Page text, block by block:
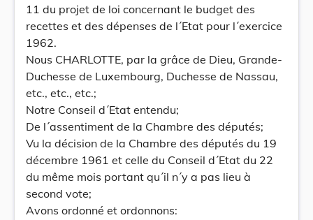
11 du projet de loi concernant le budget des
recettes et des dépenses de l´Etat pour l´exercice
1962.
Nous CHARLOTTE, par la grâce de Dieu, Grande-
Duchesse de Luxembourg, Duchesse de Nassau,
etc., etc., etc.;
Notre Conseil d´Etat entendu;
De l´assentiment de la Chambre des députés;
Vu la décision de la Chambre des députés du 19
décembre 1961 et celle du Conseil d´Etat du 22
du même mois portant qu´il n´y a pas lieu à
second vote;
Avons ordonné et ordonnons: